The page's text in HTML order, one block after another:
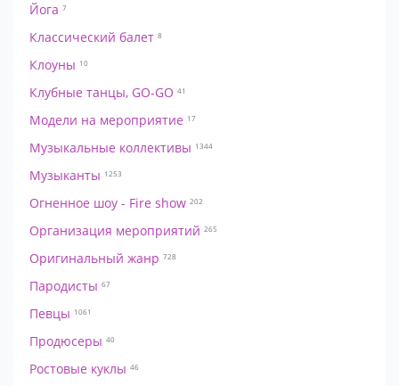
Йога 7
Классический балет 8
Клоуны 10
Клубные танцы, GO-GO 41
Модели на мероприятие 17
Музыкальные коллективы 1344
Музыканты 1253
Огненное шоу - Fire show 202
Организация мероприятий 265
Оригинальный жанр 728
Пародисты 67
Певцы 1061
Продюсеры 40
Ростовые куклы 46